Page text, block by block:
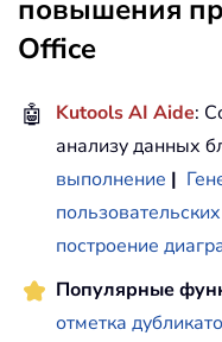
повышения
Office
🤖 Kutools AI Aide:
анализу данных
выполнение |
построение
Популярные
отметка